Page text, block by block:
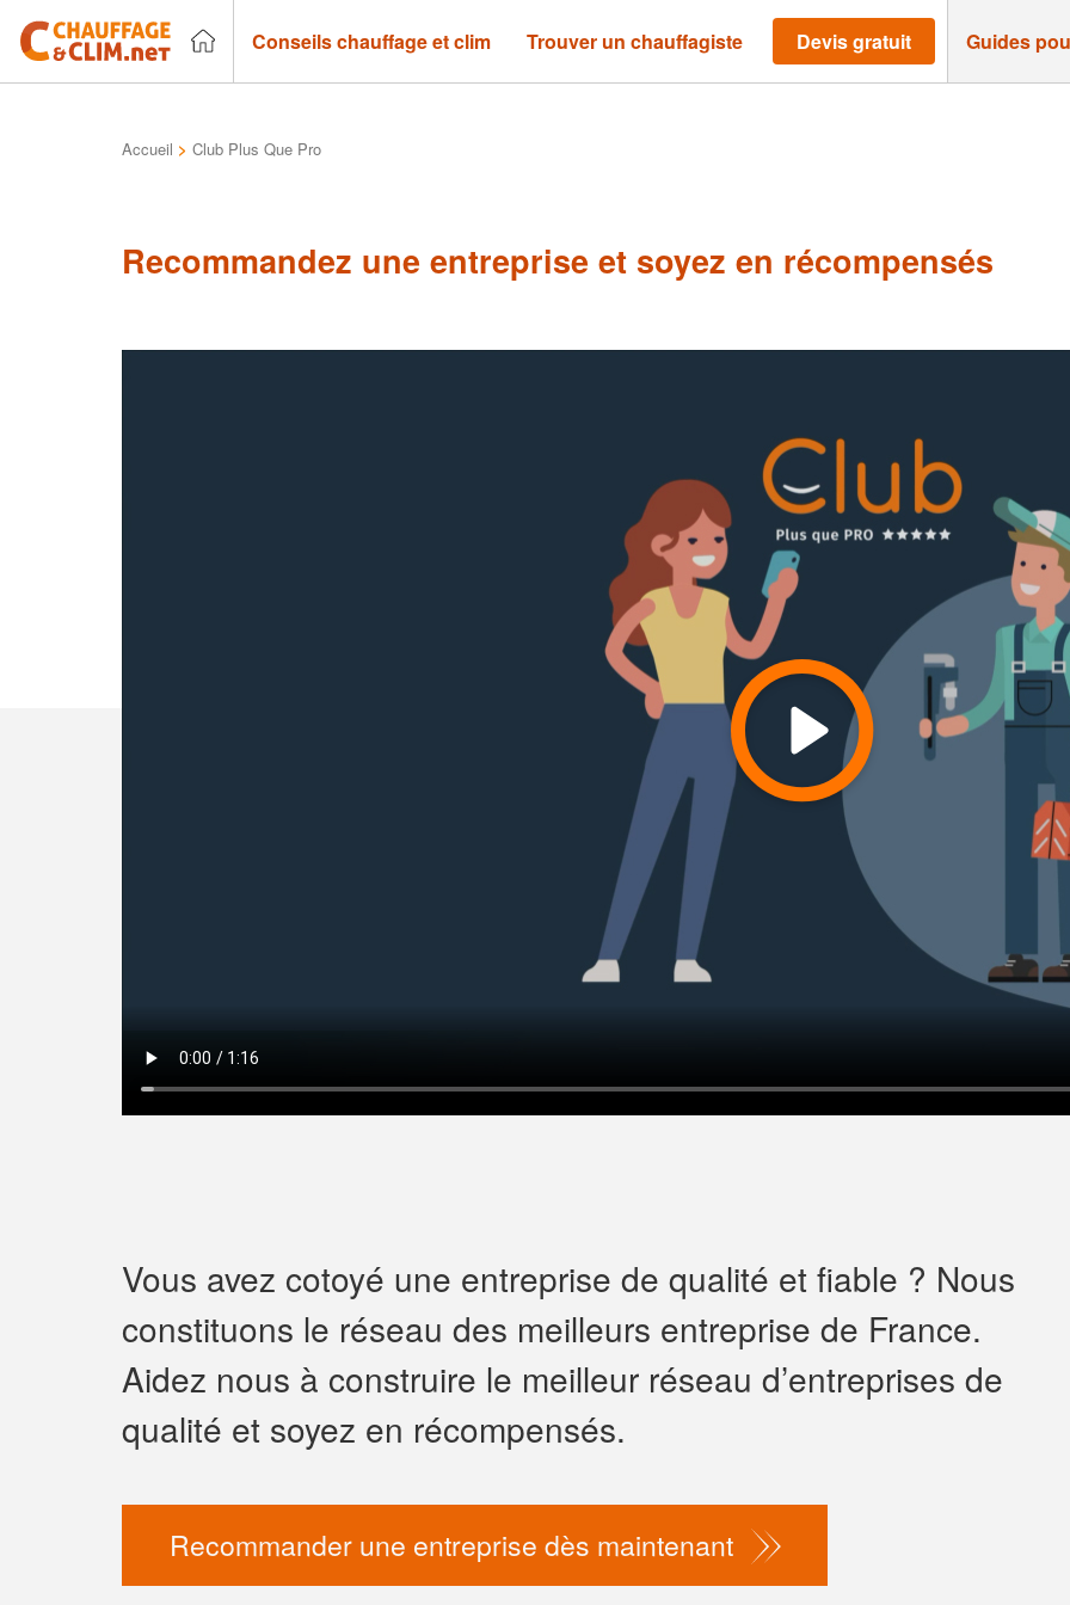
Conseils chauffage et clim Trouver un chauffagiste Devis gratuit Guides
Accueil > Club Plus Que Pro
Recommandez une entreprise et soyez en récompensés
Vous avez cotoyé une entreprise de qualité et fiable ? Nous
constituons le réseau des meilleurs entreprise de France.
Aidez nous à construire le meilleur réseau d’entreprises de
qualité et soyez en récompensés.
Recommander une entreprise dès maintenant